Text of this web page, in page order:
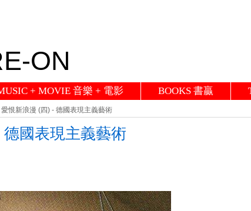
ON
+ MOVIE 音樂 + 電影 BOOKS 書贏
愛恨新浪漫 (四) - 德國表現主義藝術
國表現主義藝術